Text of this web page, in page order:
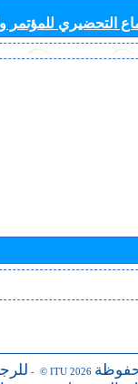
التحضيري للمؤتمر
- © ITU 2026